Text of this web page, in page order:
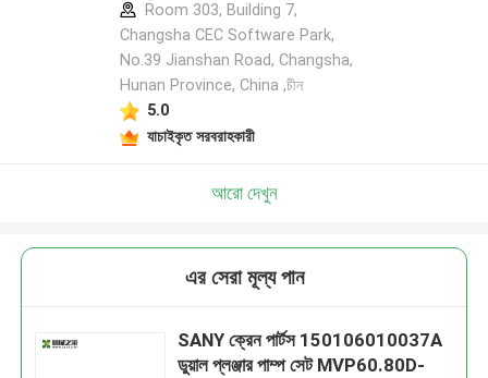
Room 303, Building 7,
Changsha CEC Software Park,
No.39 Jianshan Road, Changsha,
Hunan Province, China ,চীন
5.0
যাচাইকৃত সরবরাহকারী
আরো দেখুন
এর সেরা মূল্য পান
SANY ক্রেন পার্টস 150106010037A
ডুয়াল প্লঞ্জার পাম্প সেট MVP60.80D-